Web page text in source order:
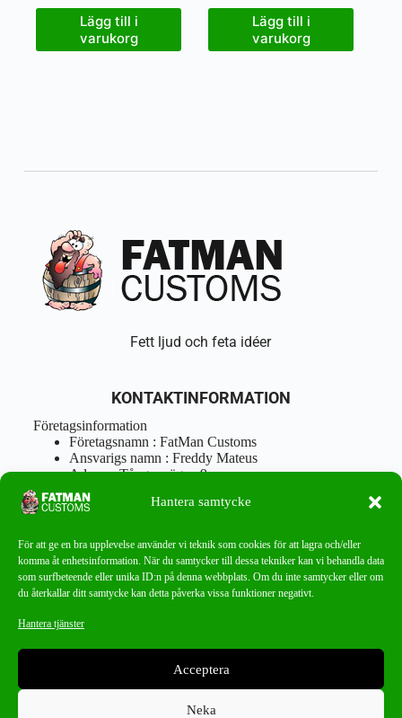
Hantera samtycke
För att ge en bra upplevelse använder vi teknik som cookies för att lagra och/eller
komma åt enhetsinformation. När du samtycker till dessa tekniker kan vi behandla data
som surfbeteende eller unika ID:n på denna webbplats. Om du inte samtycker eller om
du återkallar ditt samtycke kan detta påverka vissa funktioner negativt.
Hantera tjänster
Acceptera
Neka
Lägg till i
varukorg
Lägg till i
varukorg
Fett ljud och feta idéer
KONTAKTINFORMATION
Företagsinformation
Företagsnamn : FatMan Customs
Ansvarigs namn : Freddy Mateus
Adress : Tångenvägen 9
Postnr : 417 46 Göteborg
Tel : 0762919666
info@fatmancustoms.se
Mån – Fre 10:00 – 18:00
Lör -11:00 – 15:00
Missa aldrig ett bra erbjudande!